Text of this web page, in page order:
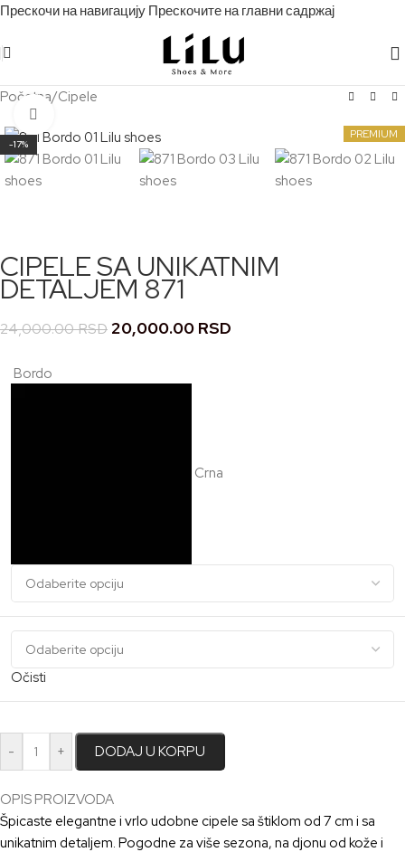
Прескочи на навигацију Прескочите на главни садржај
Početna/Cipele
-17%
PREMIUM
CIPELE SA UNIKATNIM
DETALJEM 871
24,000.00RSD 20,000.00 RSD
Bordo
Crna
Očisti
- + DODAJ U KORPU
OPIS PROIZVODA
Špicaste elegantne i vrlo udobne cipele sa štiklom od 7 cm i sa
unikatnim detaljem. Pogodne za više sezona, na djonu od kože i